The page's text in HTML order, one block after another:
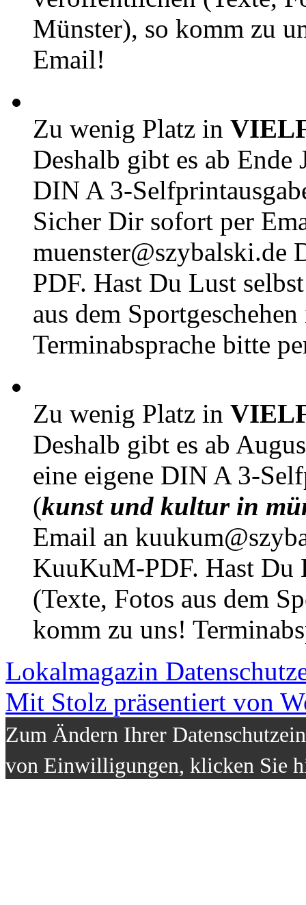
Münster), so komm zu
Email!
Zu wenig Platz in
Deshalb gibt es ab Ende
DIN A 3-
Sicher Dir sofort per
muenster@szybalski.de
PDF. Hast Du Lust
aus dem
Terminabsprache bitte
Zu wenig Platz in
Deshalb gibt es ab
eine eigene DIN A 3-
(kunst und kultur in
Email an
KuuKuM-PDF. Hast Du
(Texte, Fotos aus dem
komm zu uns!
Lokalmagazin
Mit Stolz präsentiert von
Zum Ändern Ihrer
von Einwilligungen, klicken Sie